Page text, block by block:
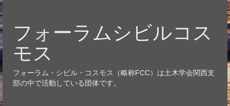
フォーラムシビルコス
モス
フォーラム・シビル・コスモス（略称FCC）は土木学会関西支
部の中で活動している団体です。